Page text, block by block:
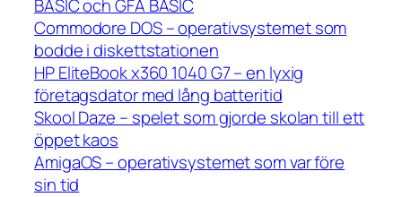
BASIC och GFA BASIC
Commodore DOS – operativsystemet som
bodde i diskettstationen
HP EliteBook x360 1040 G7 – en lyxig
företagsdator med lång batteritid
Skool Daze – spelet som gjorde skolan till ett
öppet kaos
AmigaOS – operativsystemet som var före
sin tid